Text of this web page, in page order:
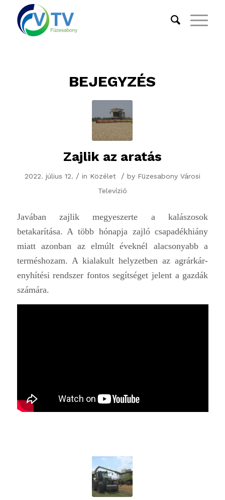
BEJEGYZÉS
Zajlik az aratás
2022. július 12. / in Közélet / by Füzesabony Városi
Televízió
Javában zajlik megyeszerte a kalászosok
betakarítása. A több hónapja zajló csapadékhiány
miatt azonban az elmúlt éveknél alacsonyabb a
terméshozam. A kialakult helyzetben az agrárkár-
enyhítési rendszer fontos segítséget jelent a gazdák
számára.